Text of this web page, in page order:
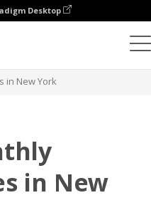
Desktop
in New York
in New